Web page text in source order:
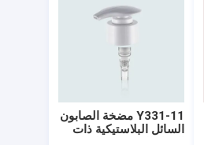
Y331-11 مضخة الصابون
السائل البلاستيكية ذات